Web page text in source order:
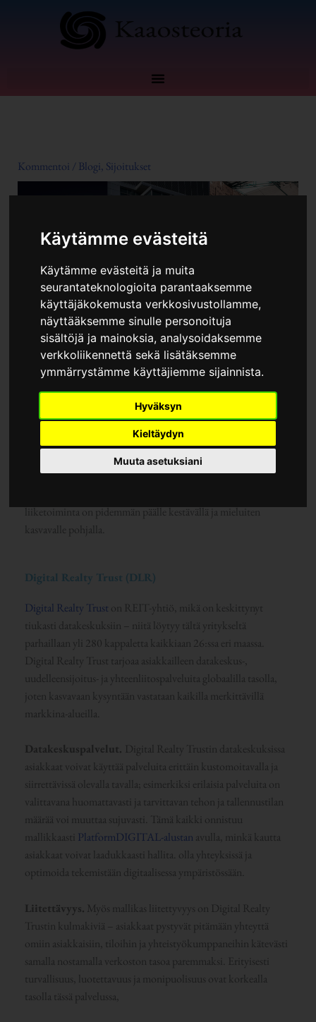
Käytämme evästeitä
Käytämme evästeitä ja muita
seurantateknologioita parantaaksemme
käyttäjäkokemusta verkkosivustollamme,
näyttääksemme sinulle personoituja
sisältöjä ja mainoksia, analysoidaksemme
verkkoliikennettä sekä lisätäksemme
ymmärrystämme käyttäjiemme sijainnista.
Hyväksyn
Kieltäydyn
Muuta asetuksiani
Kommentoi / Blogi, Sijoitukset
Maailmalta löytyy nykyään runsaasti erilaisia REIT-yhtiöitä –
niiden kyvyssä onnistua taloudellisesti pitkäaikaisella
aikajänteellä on huomattavissa kuitenkin melkoisia
eroavaisuuksia. Tästä syystä poimin tähän artikkeliin
liiketoiminta on pidemmän päälle kestävällä ja mieluiten
kasvavalle pohjalla.
Digital Realty Trust (DLR)
Digital Realty Trust on REIT-yhtiö, mikä on keskittynyt
tiukasti datakeskuksiin – niitä löytyy tältä yritykseltä
parhaillaan yli 280 kappaletta kaikkiaan 26:ssa eri maassa.
Digital Realty Trust tarjoaa asiakkailleen datakeskus-,
uudelleensijoitus- ja yhteenliitospalveluita globaalilla tasolla,
joten kasvavaan kysyntään vastataan kaikilla merkittävillä
markkina-alueilla.
Datakeskuspalvelut. Digital Realty Trustin datakeskuksissa
asiakkaat voivat käyttää palveluita erittäin kustomoitavalla ja
siirrettävissä olevalla tavalla; esimerkiksi erilaisia palveluita on
valittavana huomattavasti ja tarvittavan tehon ja tallennustilan
määrää voi muuttaa sujuvasti. Tämä kaikki onnistuu
mallikkaasti PlatformDIGITAL-alustan avulla, minkä kautta
asiakkaat voivat laadukkaasti hallita. olla yhteyksissä ja
optimoida tekemistään digitaalisessa ympäristössään.
Liitettävyys. Myös mallikas liitettyvyys on Digital Realty
Trustin kulmakiviä – asiakkaat pystyvät pitämään yhteyttä
omiin asiakkaisiin, tiloihin ja yhteistyökumppaneihin kätevästi
samalla nostamalla verkoston tasoa paremmaksi. Erityisesti
turvallisuus, luotettavuus ja monipuolisuus ovat korkealla
tasolla tässä palvelussa,